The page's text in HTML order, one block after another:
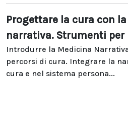
Progettare la cura con
narrativa. Strumenti
Introdurre la Medicina
percorsi di cura. Integrare la
cura e nel sistema persona...